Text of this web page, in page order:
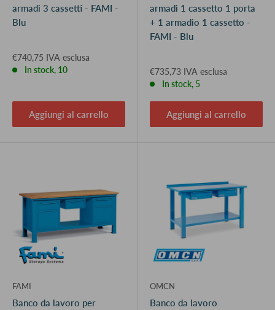
armadi 3 cassetti - FAMI -
Blu
€740,75 IVA esclusa
In stock, 10
Aggiungi al carrello
armadi 1 cassetto 1 porta
+ 1 armadio 1 cassetto -
FAMI - Blu
€735,73 IVA esclusa
In stock, 5
Aggiungi al carrello
FAMI
Banco da lavoro per
OMCN
Banco da lavoro